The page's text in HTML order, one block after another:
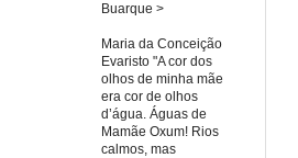
Buarque >
Maria da Conceição
Evaristo "A cor dos
olhos de minha mãe
era cor de olhos
d’água. Águas de
Mamãe Oxum! Rios
calmos, mas